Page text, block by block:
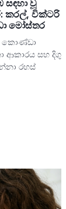
සඳහා වූ
කරල්, වික්ටරි
මෝස්තර
කොණ්ඩා
ආකාරය සහ දිගු
රහස්